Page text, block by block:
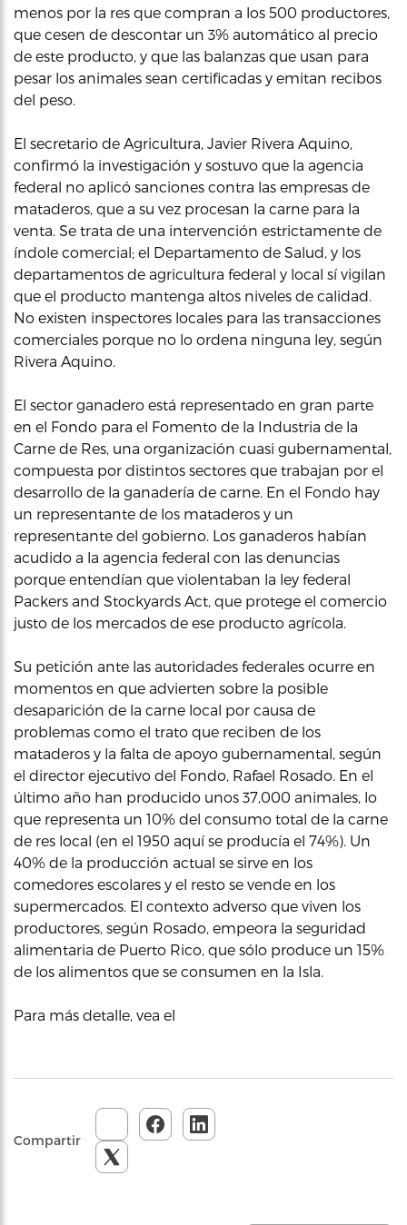
menos por la res que compran a los 500 productores,
que cesen de descontar un 3% automático al precio
de este producto, y que las balanzas que usan para
pesar los animales sean certificadas y emitan recibos
del peso.
El secretario de Agricultura, Javier Rivera Aquino,
confirmó la investigación y sostuvo que la agencia
federal no aplicó sanciones contra las empresas de
mataderos, que a su vez procesan la carne para la
venta. Se trata de una intervención estrictamente de
índole comercial; el Departamento de Salud, y los
departamentos de agricultura federal y local sí vigilan
que el producto mantenga altos niveles de calidad.
No existen inspectores locales para las transacciones
comerciales porque no lo ordena ninguna ley, según
Rivera Aquino.
El sector ganadero está representado en gran parte
en el Fondo para el Fomento de la Industria de la
Carne de Res, una organización cuasi gubernamental,
compuesta por distintos sectores que trabajan por el
desarrollo de la ganadería de carne. En el Fondo hay
un representante de los mataderos y un
representante del gobierno. Los ganaderos habían
acudido a la agencia federal con las denuncias
porque entendían que violentaban la ley federal
Packers and Stockyards Act, que protege el comercio
justo de los mercados de ese producto agrícola.
Su petición ante las autoridades federales ocurre en
momentos en que advierten sobre la posible
desaparición de la carne local por causa de
problemas como el trato que reciben de los
mataderos y la falta de apoyo gubernamental, según
el director ejecutivo del Fondo, Rafael Rosado. En el
último año han producido unos 37,000 animales, lo
que representa un 10% del consumo total de la carne
de res local (en el 1950 aquí se producía el 74%). Un
40% de la producción actual se sirve en los
comedores escolares y el resto se vende en los
supermercados. El contexto adverso que viven los
productores, según Rosado, empeora la seguridad
alimentaria de Puerto Rico, que sólo produce un 15%
de los alimentos que se consumen en la Isla.
Para más detalle, vea el
Compartir